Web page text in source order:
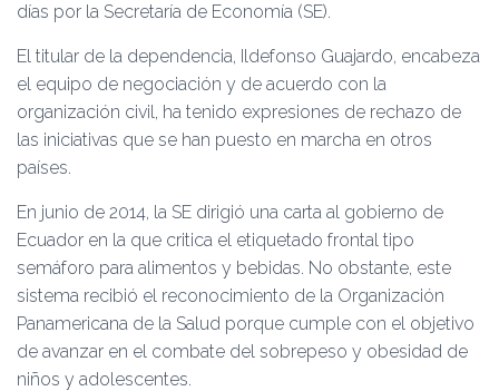
días por la Secretaría de Economía (SE).
El titular de la dependencia, Ildefonso Guajardo, encabeza
el equipo de negociación y de acuerdo con la
organización civil, ha tenido expresiones de rechazo de
las iniciativas que se han puesto en marcha en otros
países.
En junio de 2014, la SE dirigió una carta al gobierno de
Ecuador en la que critica el etiquetado frontal tipo
semáforo para alimentos y bebidas. No obstante, este
sistema recibió el reconocimiento de la Organización
Panamericana de la Salud porque cumple con el objetivo
de avanzar en el combate del sobrepeso y obesidad de
niños y adolescentes.